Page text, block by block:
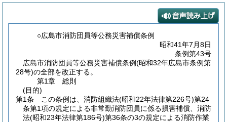
○広島市消防団員等公務災害補償条例
昭和41年7月8日
条例第43号
広島市消防団員等公務災害補償条例(昭和32年広島市条例第
28号)の全部を改正する。
第1章
総則
(目的)
第1条
この条例は、消防組織法(昭和22年法律第226号)第24
条第1項の規定による非常勤消防団員に係る損害補償、消防
法(昭和23年法律第186号)第36条の3の規定による消防作業